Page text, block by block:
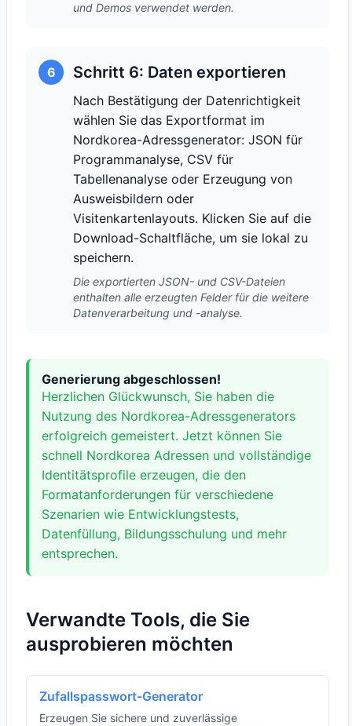
und Demos verwendet werden.
6 Schritt 6: Daten exportieren
Nach Bestätigung der Datenrichtigkeit
wählen Sie das Exportformat im
Nordkorea-Adressgenerator: JSON für
Programmanalyse, CSV für
Tabellenanalyse oder Erzeugung von
Ausweisbildern oder
Visitenkartenlayouts. Klicken Sie auf die
Download-Schaltfläche, um sie lokal zu
speichern.
Die exportierten JSON- und CSV-Dateien
enthalten alle erzeugten Felder für die weitere
Datenverarbeitung und -analyse.
Generierung abgeschlossen!
Herzlichen Glückwunsch, Sie haben die
Nutzung des Nordkorea-Adressgenerators
erfolgreich gemeistert. Jetzt können Sie
schnell Nordkorea Adressen und vollständige
Identitätsprofile erzeugen, die den
Formatanforderungen für verschiedene
Szenarien wie Entwicklungstests,
Datenfüllung, Bildungsschulung und mehr
entsprechen.
Verwandte Tools, die Sie
ausprobieren möchten
Zufallspasswort-Generator
Erzeugen Sie sichere und zuverlässige